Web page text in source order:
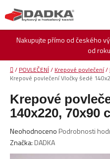
na
obsah
Nakupujte přímo od českého
od
Domů
/ POVLEČENÍ/ Krepové povlečení/
Krepové povlečení Vločky šedé
Krepové
140x220, 70x90
Průměrné
hodnocení
produktu
Neohodnoceno Podrobnosti
Značka: DADKA